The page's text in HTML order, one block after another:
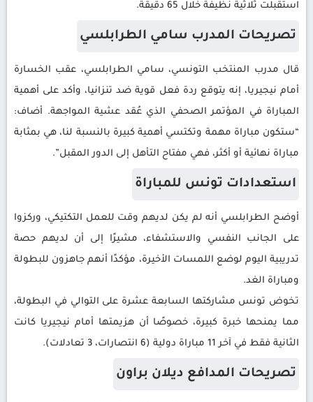
استقبلت ثلاثية نظيفة خلال 65 دقيقة.
تصريحات المدرب سامي الطرابلسي
قال مدرب المنتخب التونسي، سامي الطرابلسي، عقب الخسارة
أمام نيجيريا، إنه يتوقع ردة فعل قوية ضد تنزانيا، وأكد على أهمية
المباراة في المؤتمر الصحفي الذي عُقد عشية المواجهة. أضاف:
“ستكون مباراة مهمة وتكتسي أهمية كبيرة بالنسبة لنا، هي بمثابة
مباراة نهائية أو أكثر، فهي مفتاح التأهل إلى الدور المقبل”.
استعدادات تونس للمباراة
أوضح الطرابلسي أنه لم يكن لديهم وقت للعمل التكتيكي، وركزوا
على الجانب النفسي والاستشفاء، مشيرًا إلى أن لديهم حصة
تدريبية اليوم لوضع اللمسات الأخيرة، مؤكدًا أنهم جاهزون للبطولة
ومباراة الغد.
تخوض تونس مشاركتها السابعة عشرة على التوالي في البطولة،
مما يمنحها خبرة كبيرة، خصوصًا أن هزيمتها أمام نيجيريا كانت
الثانية فقط في آخر 11 مباراة دولية (6 انتصارات، 3 تعادلات).
تصريحات المدافع ديلان براون